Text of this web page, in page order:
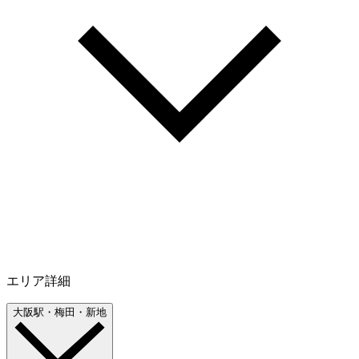
エリア詳細
大阪駅・梅田・新地